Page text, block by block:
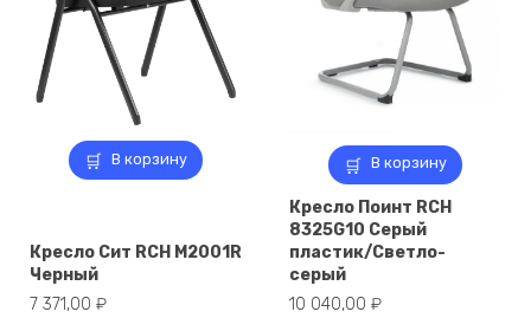
В корзину
Кресло Сит RCH M2001R
Черный
7 371,00 ₽
В корзину
Кресло Поинт RCH
8325G10 Серый
пластик/Светло-
серый
10 040,00 ₽